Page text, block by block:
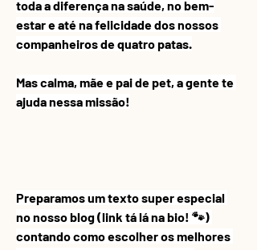
toda a diferença na saúde, no bem-
estar e até na felicidade dos nossos
companheiros de quatro patas.
Mas calma, mãe e pai de pet, a gente te
ajuda nessa missão!
Preparamos um texto super especial
no nosso blog (link tá lá na bio! 🐾)
contando como escolher os melhores